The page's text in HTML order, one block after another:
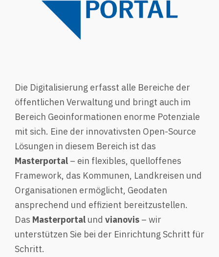
Die Digitalisierung erfasst alle Bereiche der
öffentlichen Verwaltung und bringt auch im
Bereich Geoinformationen enorme Potenziale
mit sich. Eine der innovativsten Open-Source
Lösungen in diesem Bereich ist das
Masterportal – ein flexibles, quelloffenes
Framework, das Kommunen, Landkreisen und
Organisationen ermöglicht, Geodaten
ansprechend und effizient bereitzustellen.
Das Masterportal und vianovis – wir
unterstützen Sie bei der Einrichtung Schritt für
Schritt.